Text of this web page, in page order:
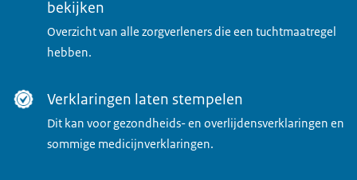
bekijken
Overzicht van alle zorgverleners die een tuchtmaatregel
hebben.
Verklaringen laten stempelen
Dit kan voor gezondheids- en overlijdensverklaringen en
sommige medicijnverklaringen.